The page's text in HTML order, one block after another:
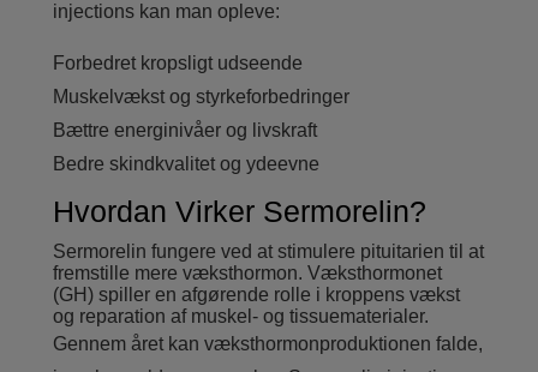
injections kan man opleve:
Forbedret kropsligt udseende
Muskelvækst og styrkeforbedringer
Bættre energinivåer og livskraft
Bedre skindkvalitet og ydeevne
Hvordan Virker Sermorelin?
Sermorelin fungere ved at stimulere pituitarien til at
fremstille mere væksthormon. Væksthormonet
(GH) spiller en afgørende rolle i kroppens vækst
og reparation af muskel- og tissuematerialer.
Gennem året kan væksthormonproduktionen falde,